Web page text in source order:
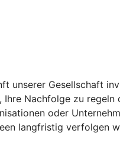
unserer Gesellschaft
Ihre Nachfolge zu
oder
langfristig verfolgen